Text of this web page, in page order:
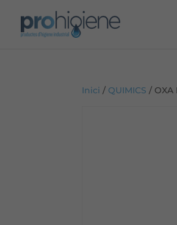
Inici / QUIMICS / OXA